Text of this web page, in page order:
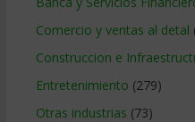
Comercio y ventas al detal
Construccion e
Entretenimiento (279)
Otras industrias (73)